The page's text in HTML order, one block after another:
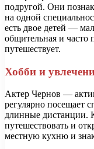
подругой. Они
на одной
есть двое детей —
общительная и часто
путешествует.
Хобби и
Актер Чернов —
регулярно посещает
длинные дистанции.
путешествовать и
местную кухню и